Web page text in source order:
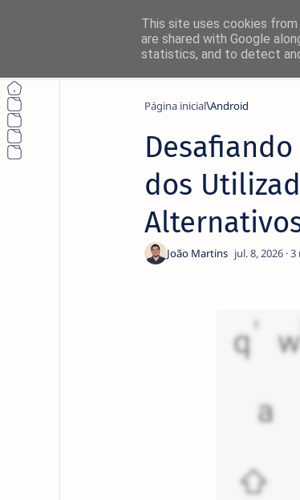
Página inicial Android
dos
3
This site uses cookies
are shared with Google
statistics, and to detect